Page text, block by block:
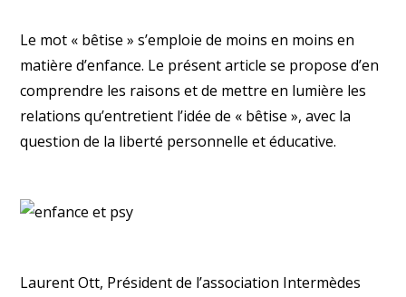
Le mot « bêtise » s’emploie de moins en moins en
matière d’enfance. Le présent article se propose d’en
comprendre les raisons et de mettre en lumière les
relations qu’entretient l’idée de « bêtise », avec la
question de la liberté personnelle et éducative.
Laurent Ott, Président de l’association Intermèdes